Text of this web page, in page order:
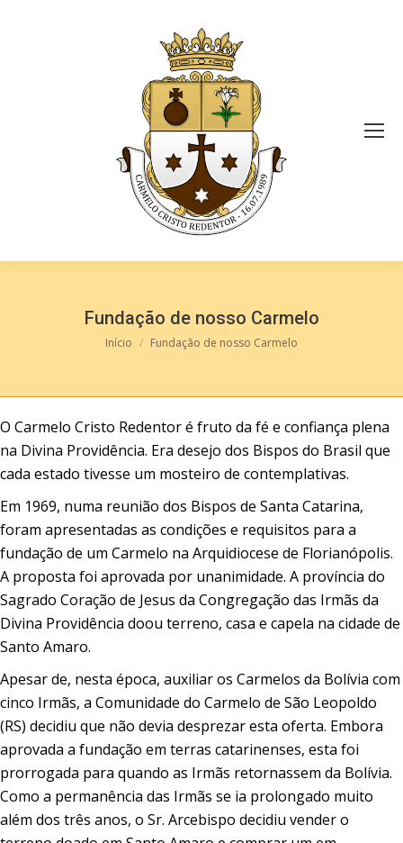
Fundação de nosso Carmelo
Você está aqui:
Início Fundação de nosso Carmelo
O Carmelo Cristo Redentor é fruto da fé e confiança plena
na Divina Providência. Era desejo dos Bispos do Brasil que
cada estado tivesse um mosteiro de contemplativas.
Em 1969, numa reunião dos Bispos de Santa Catarina,
foram apresentadas as condições e requisitos para a
fundação de um Carmelo na Arquidiocese de Florianópolis.
A proposta foi aprovada por unanimidade. A província do
Sagrado Coração de Jesus da Congregação das Irmãs da
Divina Providência doou terreno, casa e capela na cidade de
Santo Amaro.
Apesar de, nesta época, auxiliar os Carmelos da Bolívia com
cinco Irmãs, a Comunidade do Carmelo de São Leopoldo
(RS) decidiu que não devia desprezar esta oferta. Embora
aprovada a fundação em terras catarinenses, esta foi
prorrogada para quando as Irmãs retornassem da Bolívia.
Como a permanência das Irmãs se ia prolongado muito
além dos três anos, o Sr. Arcebispo decidiu vender o